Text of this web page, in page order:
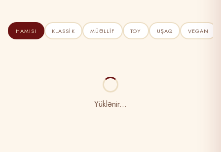
HAMISI KLASSIK MÜƏLLIF TOY UŞAQ VEGAN
Yüklənir...